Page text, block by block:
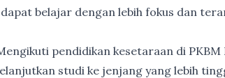
belajar dengan lebih fokus dan
pendidikan kesetaraan di
studi ke jenjang yang lebih